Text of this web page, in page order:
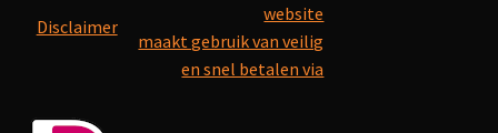
Disclaimer
website
maakt gebruik van veilig
en snel betalen via